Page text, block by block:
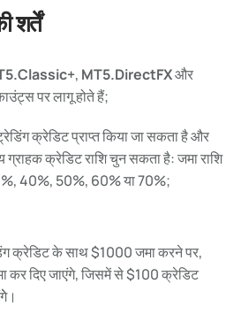
शर्तें
, MT5.DirectFXऔर
पर लागू होते हैं;
क्रेडिट प्राप्त किया जा सकता है और
ग्राहक क्रेडिट राशि चुन सकता है: जमा राशि
40%, 50%, 60% या 70%;
क्रेडिट के साथ $1000 जमा करने पर,
कर दिए जाएंगे, जिसमें से $100 क्रेडिट